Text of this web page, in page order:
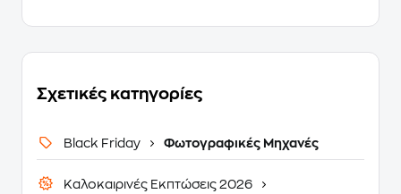
Σχετικές κατηγορίες
Black Friday Φωτογραφικές Μηχανές
Καλοκαιρινές Εκπτώσεις 2026